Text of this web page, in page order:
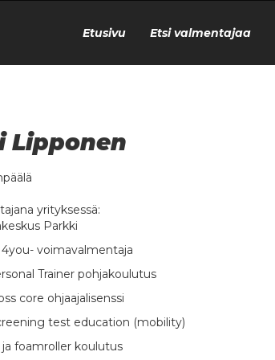
Etusivu Etsi valmentajaa
Lipponen
yrityksessä:
Parkki
4you- voimavalmentaja
Trainer pohjakoulutus
core ohjaajalisenssi
test education (mobility)
ja foamroller koulutus